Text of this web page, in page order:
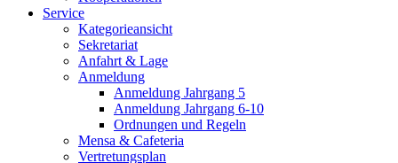
Service
Kategorieansicht
Sekretariat
Anfahrt & Lage
Anmeldung
Anmeldung Jahrgang 5
Anmeldung Jahrgang 6-10
Ordnungen und Regeln
Mensa & Cafeteria
Vertretungsplan